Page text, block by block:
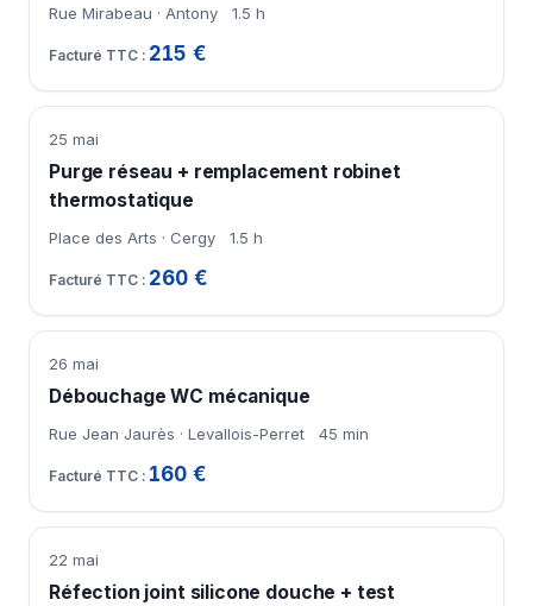
Rue Mirabeau · Antony 1.5 h
215 €
25 mai
Purge réseau + remplacement robinet
thermostatique
Place des Arts · Cergy 1.5 h
260 €
26 mai
Débouchage WC mécanique
Rue Jean Jaurès · Levallois-Perret 45 min
160 €
22 mai
Réfection joint silicone douche + test